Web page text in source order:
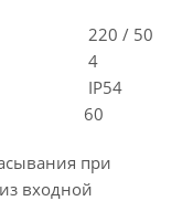
220 / 50
4
IP54
60
при
входной